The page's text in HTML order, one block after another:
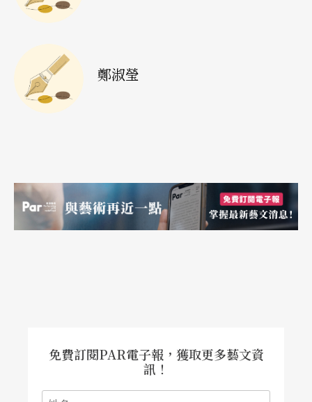
都記下來，做成一個完整的紀錄，以後再有機會合
來雖然簡單，若沒有自我要求及服務熱忱，是容易
被忽略的。
學歷跟專業畫上等號，有了碩、博士頭銜，就好似
有了專業，其實那頂多只是「專研」而已；二來是
鄭淑瑩
免費訂閱PAR電子報，獲取更多藝文資
訊！